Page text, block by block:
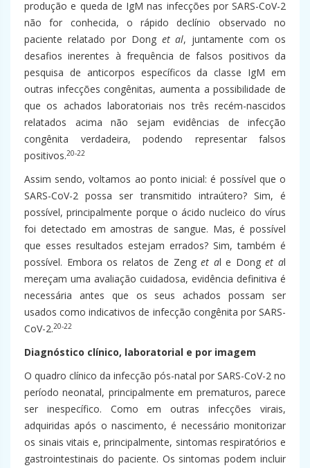
produção e queda de IgM nas infecções por SARS-CoV-2
não for conhecida, o rápido declínio observado no
paciente relatado por Dong et al, juntamente com os
desafios inerentes à frequência de falsos positivos da
pesquisa de anticorpos específicos da classe IgM em
outras infecções congênitas, aumenta a possibilidade de
que os achados laboratoriais nos três recém-nascidos
relatados acima não sejam evidências de infecção
congênita verdadeira, podendo representar falsos
positivos.20-22
Assim sendo, voltamos ao ponto inicial: é possível que o
SARS-CoV-2 possa ser transmitido intraútero? Sim, é
possível, principalmente porque o ácido nucleico do vírus
foi detectado em amostras de sangue. Mas, é possível
que esses resultados estejam errados? Sim, também é
possível. Embora os relatos de Zenget al e Donget al
mereçam uma avaliação cuidadosa, evidência definitiva é
necessária antes que os seus achados possam ser
usados como indicativos de infecção congênita por SARS-
CoV-2.20-22
Diagnóstico clínico, laboratorial e por imagem
O quadro clínico da infecção pós-natal por SARS-CoV-2 no
período neonatal, principalmente em prematuros, parece
ser inespecífico. Como em outras infecções virais,
adquiridas após o nascimento, é necessário monitorizar
os sinais vitais e, principalmente, sintomas respiratórios e
gastrointestinais do paciente. Os sintomas podem incluir